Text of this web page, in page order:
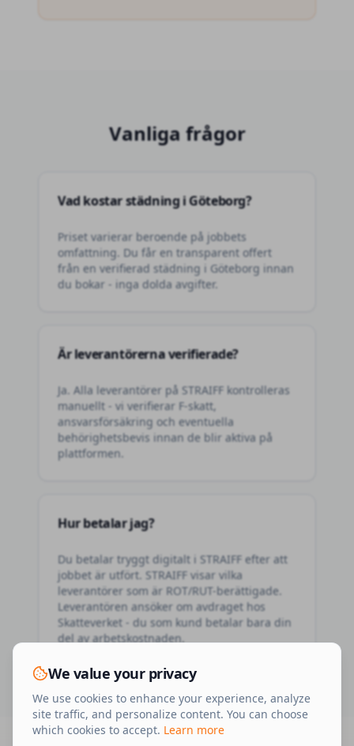
Vanliga frågor
Vad kostar städning i Göteborg?
Priset varierar beroende på jobbets
omfattning. Du får en transparent offert
från en verifierad städning i Göteborg innan
du bokar - inga dolda avgifter.
Är leverantörerna verifierade?
Ja. Alla leverantörer på STRAIFF kontrolleras
manuellt - vi verifierar F-skatt,
ansvarsförsäkring och eventuella
behörighetsbevis innan de blir aktiva på
plattformen.
Hur betalar jag?
Du betalar tryggt digitalt i STRAIFF efter att
jobbet är utfört. STRAIFF visar vilka
leverantörer som är ROT/RUT-berättigade.
Leverantören ansöker om avdraget hos
Skatteverket - du som kund betalar bara din
del av arbetskostnaden.
We value your privacy
We use cookies to enhance your experience, analyze
site traffic, and personalize content. You can choose
which cookies to accept. Learn more